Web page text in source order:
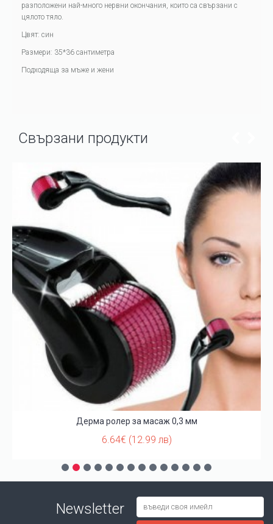
разположени най-много нервни окончания, които са свързани с
цялото тяло.
Цвят: син
Размери: 35*36 сантиметра
Подходяща за мъже и жени
Свързани продукти
Дерма ролер за масаж 0,3 мм
6.64€ (12.99 лв)
Newsletter